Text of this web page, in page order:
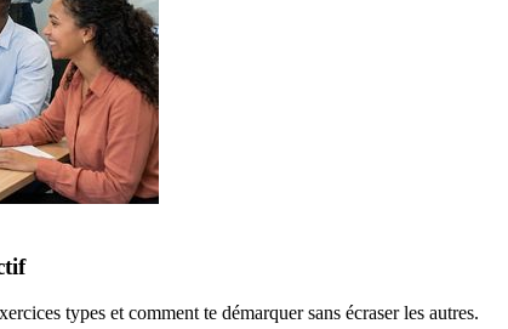
types et comment te démarquer sans écraser les autres.